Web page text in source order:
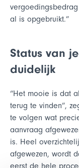
al is opgebruikt.”
Status van
duidelijk
“Het mooie is dat
terug te vinden”,
te volgen wat
aanvraag
is. Heel
afgewezen, wordt
eerst de hele